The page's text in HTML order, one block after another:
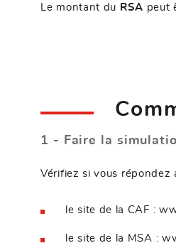
Le montant du RSA peut
1 - Faire la
Vérifiez si vous répondez
le site de la CAF :
le site de la MSA :